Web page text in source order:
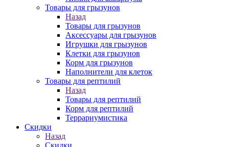
Товары для грызунов
Назад
Товары для грызунов
Аксессуары для грызунов
Игрушки для грызунов
Клетки для грызунов
Корм для грызунов
Наполнители для клеток
Товары для рептилий
Назад
Товары для рептилий
Корм для рептилий
Террариумистика
Скидки
Назад
Скидки